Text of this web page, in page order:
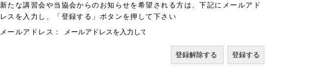
新たな講習会や当協会からのお知らせを希望される方は、下記にメールアド
レスを入力し、「登録する」ボタンを押して下さい
メールアドレス：